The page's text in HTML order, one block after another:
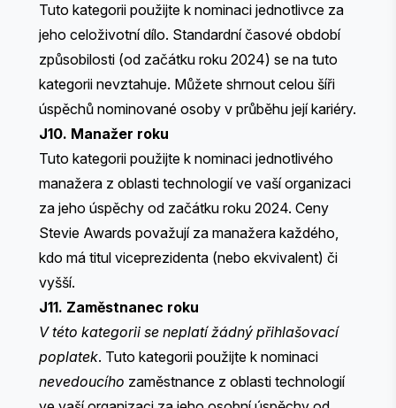
Tuto kategorii použijte k nominaci jednotlivce za
jeho celoživotní dílo. Standardní časové období
způsobilosti (od začátku roku 2024) se na tuto
kategorii nevztahuje. Můžete shrnout celou šíři
úspěchů nominované osoby v průběhu její kariéry.
J10. Manažer roku
Tuto kategorii použijte k nominaci jednotlivého
manažera z oblasti technologií ve vaší organizaci
za jeho úspěchy od začátku roku 2024. Ceny
Stevie Awards považují za manažera každého,
kdo má titul viceprezidenta (nebo ekvivalent) či
vyšší.
J11. Zaměstnanec roku
V této kategorii se neplatí žádný přihlašovací
poplatek. Tuto kategorii použijte k nominaci
nevedoucího zaměstnance z oblasti technologií